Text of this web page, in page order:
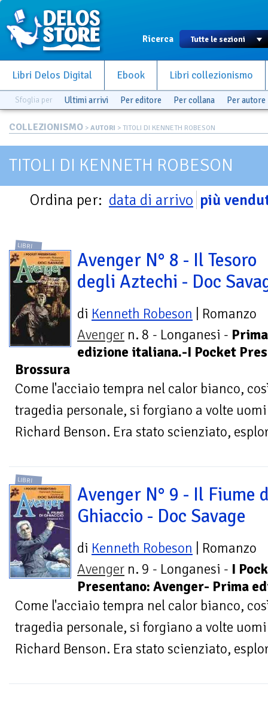
Ricerca
Libri Delos Digital Ebook Libri collezionismo
Sfoglia per Ultimi arrivi Per editore Per collana Per autore
COLLEZIONISMO > AUTORI > TITOLI DI KENNETH ROBESON
TITOLI DI KENNETH ROBESON
Ordina per: data di arrivo più
LIBRI
Avenger N° 8 - Il Tesoro
degli Aztechi - Doc
di Kenneth Robeson | Romanzo
Avenger n. 8 - Longanesi - Prima
edizione italiana.-I Pocket
Brossura
Come l'acciaio tempra nel calor bianco,
tragedia personale, si forgiano a volte
Richard Benson. Era stato scienziato,
LIBRI
Avenger N° 9 - Il Fiume
Ghiaccio - Doc Savage
di Kenneth Robeson | Romanzo
Avenger n. 9 - Longanesi - I
Presentano: Avenger- Prima
Come l'acciaio tempra nel calor bianco,
tragedia personale, si forgiano a volte
Richard Benson. Era stato scienziato,